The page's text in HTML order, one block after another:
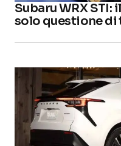
Subaru WRX
solo questione di